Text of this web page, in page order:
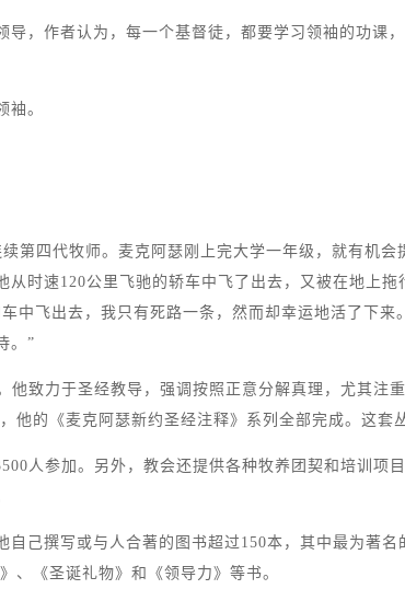
，作者认为，每一个基督徒，都要学习领袖的功课
袖。
第四代牧师。麦克阿瑟刚上完大学一年级，就有机
时速120公里飞驰的轿车中飞了出去，又被在地上
中飞出去，我只有死路一条，然而却幸运地活了下
。”
致力于圣经教导，强调按照正意分解真理，尤其注
的《麦克阿瑟新约圣经注释》系列全部完成。这套
人参加。另外，教会还提供各种牧养团契和培训项
己撰写或与人合著的图书超过150本，其中最为著名
、《圣诞礼物》和《领导力》等书。